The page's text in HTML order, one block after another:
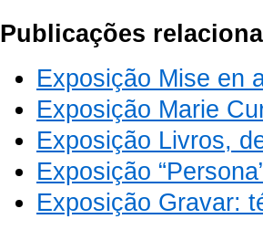
Publicações
Exposição Mise en
Exposição Marie
Exposição Livros,
Exposição
Exposição Gravar: